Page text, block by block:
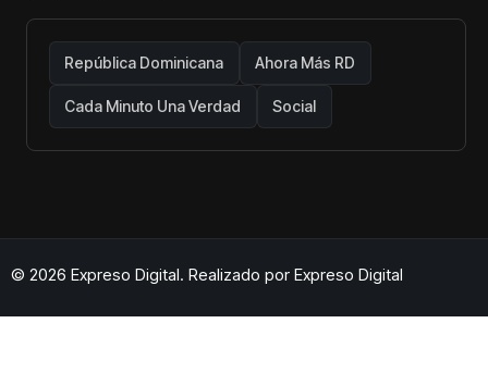
República Dominicana Ahora Más RD
Cada Minuto Una Verdad Social
© 2026 Expreso Digital. Realizado por Expreso Digital